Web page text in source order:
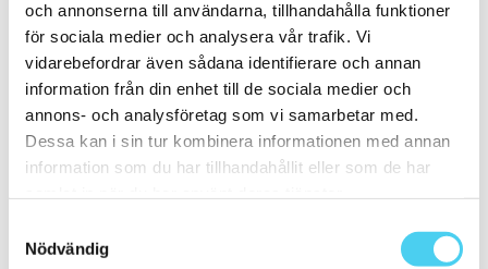
och annonserna till användarna, tillhandahålla funktioner
för sociala medier och analysera vår trafik. Vi
vidarebefordrar även sådana identifierare och annan
information från din enhet till de sociala medier och
annons- och analysföretag som vi samarbetar med.
Dessa kan i sin tur kombinera informationen med annan
information som du har tillhandahållit eller som de har
Nödvändig
20x5 cm(2)
20x10 cm(4)
20x25 cm (1)
20x30 cm(1)
20x40 cm(1)
ca 20x60 cm (2)
20x58 cm
(1)
20x60 cm(1)
Mellan (25 - 50 cm)(67)